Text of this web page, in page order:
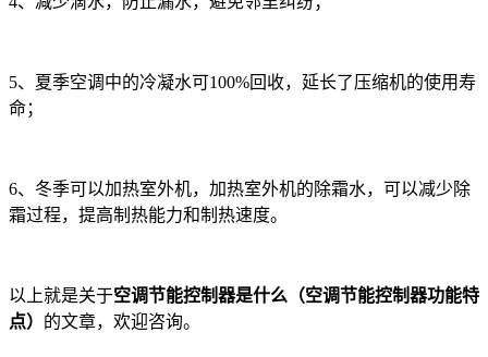
5、夏季空调中的冷凝水可100%回收，延长了压缩机的使用寿
命；
6、冬季可以加热室外机，加热室外机的除霜水，可以减少除
霜过程，提高制热能力和制热速度。
以上就是关于空调节能控制器是什么（空调节能控制器功能特
点） 的文章，欢迎咨询。